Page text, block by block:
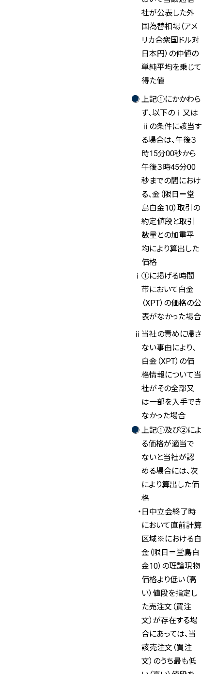
社が公表した外
国為替相場（アメ
リカ合衆国ドル対
日本円）の仲値の
単純平均を乗じて
得た値
上記①にかかわら
ず、以下のⅰ又は
ⅱの条件に該当す
る場合は、午後３
時15分00秒から
午後３時45分00
秒までの間におけ
る、金（限日＝堂
島白金10）取引の
約定値段と取引
数量との加重平
均により算出した
価格
①に掲げる時間
帯において白金
（XPT）の価格の公
表がなかった場合
当社の責めに帰さ
ない事由により、
白金（XPT）の価
格情報について当
社がその全部又
は一部を入手でき
なかった場合
上記①及び②によ
る価格が適当で
ないと当社が認
める場合には、次
により算出した価
格
日中立会終了時
において直前計算
区域※における白
金（限日＝堂島白
金10）の理論現物
価格より低い（高
い）値段を指定し
た売注文（買注
文）が存在する場
合にあっては、当
該売注文（買注
文）のうち最も低